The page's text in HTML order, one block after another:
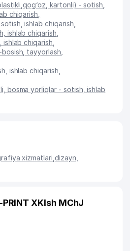
kartonli) - sotish
chiqarish
ishlab chiqarish
ishlab chiqarish
chiqarish
tayyorlash
ishlab chiqarish
bosma yorliqlar - sotish, ishlab
xizmatlari dizayn
XKIsh MChJ